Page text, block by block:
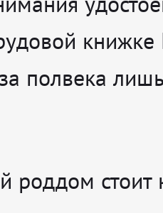
полвека
роддом стоит